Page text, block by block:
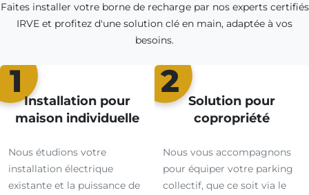
Faites installer votre borne de recharge par nos experts certifiés
IRVE et profitez d'une solution clé en main, adaptée à vos
besoins.
1
Installation pour
maison individuelle
Nous étudions votre
installation électrique
existante et la puissance de
2
Solution pour
copropriété
Nous vous accompagnons
pour équiper votre parking
collectif, que ce soit via le